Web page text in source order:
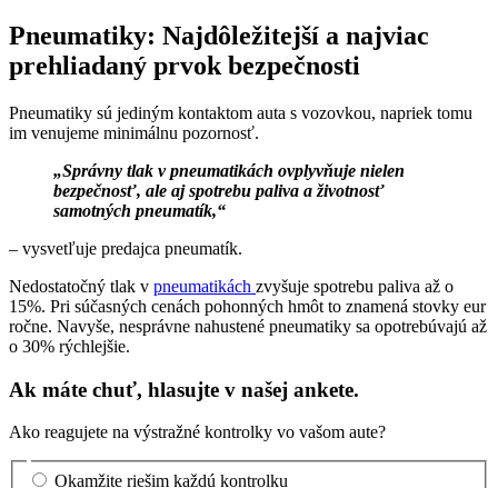
Pneumatiky: Najdôležitejší a najviac
prehliadaný prvok bezpečnosti
Pneumatiky sú jediným kontaktom auta s vozovkou, napriek tomu
im venujeme minimálnu pozornosť.
„Správny tlak v pneumatikách ovplyvňuje nielen
bezpečnosť, ale aj spotrebu paliva a životnosť
samotných pneumatík,“
– vysvetľuje predajca pneumatík.
Nedostatočný tlak v pneumatikách zvyšuje spotrebu paliva až o
15%. Pri súčasných cenách pohonných hmôt to znamená stovky eur
ročne. Navyše, nesprávne nahustené pneumatiky sa opotrebúvajú až
o 30% rýchlejšie.
Ak máte chuť, hlasujte v našej ankete.
Ako reagujete na výstražné kontrolky vo vašom aute?
Okamžite riešim každú kontrolku